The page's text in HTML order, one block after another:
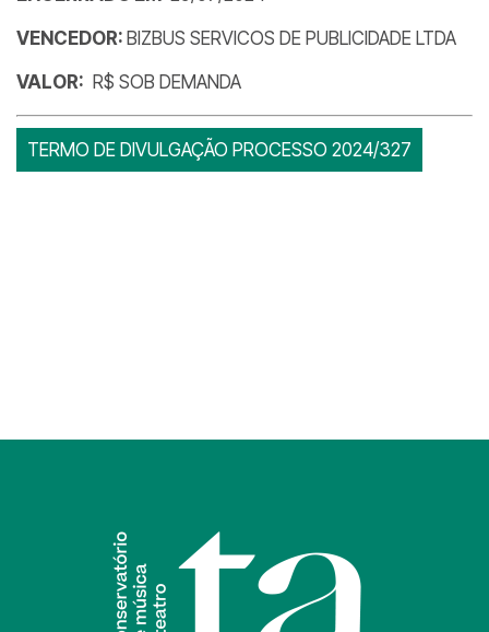
VENCEDOR: BIZBUS SERVICOS DE PUBLICIDADE LTDA
VALOR: R$ SOB DEMANDA
TERMO DE DIVULGAÇÃO PROCESSO 2024/327